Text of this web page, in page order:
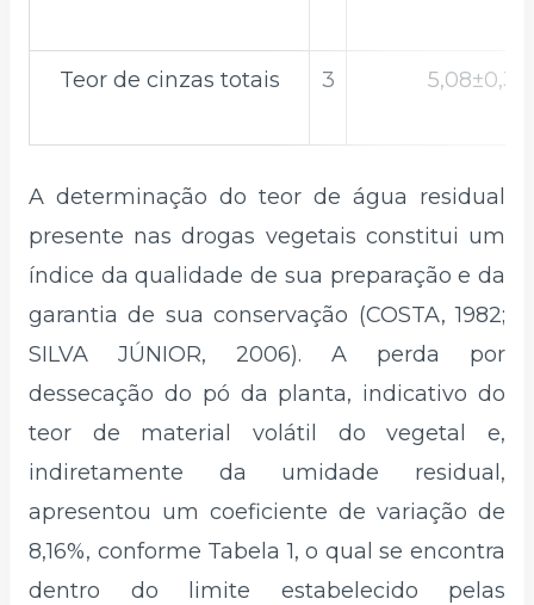
Teor de cinzas totais 3
A determinação do teor de água residual
presente nas drogas vegetais constitui um
índice da qualidade de sua preparação e da
garantia de sua conservação (COSTA, 1982;
SILVA JÚNIOR, 2006). A perda por
dessecação do pó da planta, indicativo do
teor de material volátil do vegetal e,
indiretamente da umidade residual,
apresentou um coeficiente de variação de
8,16%, conforme Tabela 1, o qual se encontra
dentro do limite estabelecido pelas